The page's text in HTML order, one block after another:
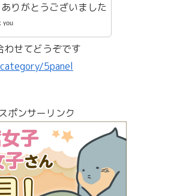
りがとうございました
せてどうぞです
5panel
スポンサーリンク